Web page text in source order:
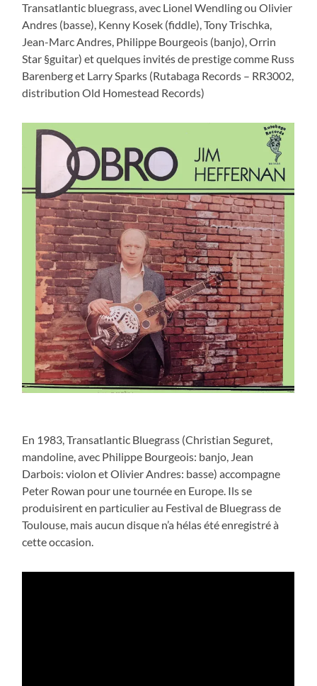
Transatlantic bluegrass, avec Lionel Wendling ou Olivier
Andres (basse), Kenny Kosek (fiddle), Tony Trischka,
Jean-Marc Andres, Philippe Bourgeois (banjo), Orrin
Star §guitar) et quelques invités de prestige comme Russ
Barenberg et Larry Sparks (Rutabaga Records – RR3002,
distribution Old Homestead Records)
En 1983, Transatlantic Bluegrass (Christian Seguret,
mandoline, avec Philippe Bourgeois: banjo, Jean
Darbois: violon et Olivier Andres: basse) accompagne
Peter Rowan pour une tournée en Europe. Ils se
produisirent en particulier au Festival de Bluegrass de
Toulouse, mais aucun disque n’a hélas été enregistré à
cette occasion.